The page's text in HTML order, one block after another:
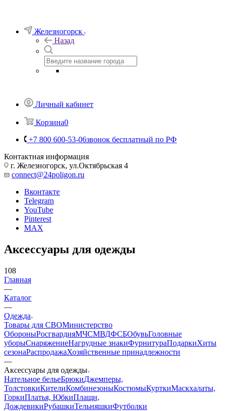
Железногорск
Назад
Личный кабинет
Корзина0
+7 800 600-53-06звонок бесплатный по РФ
Контактная информация
г. Железногорск, ул.Октябрьская 4
connect@24poligon.ru
Вконтакте
Telegram
YouTube
Pinterest
MAX
Аксессуары для одежды
108
Главная
—
Каталог
—
Одежда
Товары для СВОМинистерство
ОбороныРосгвардияМЧСМВДФСБОбувьГоловные
уборыСнаряжениеНагрудные знакиФурнитураПодаркиХиты
сезонаРаспродажаХозяйственные принадлежности
—
Аксессуары для одежды
Нательное бельеБрюкиДжемперы,
ТолстовкиКителиКомбинезоныКостюмыКурткиМаскхалаты,
ГоркиПлатья, ЮбкиПлащи,
ДождевикиРубашкиТельняшкиФутболки